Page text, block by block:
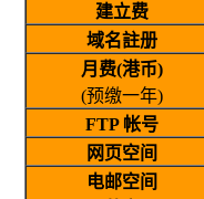
建立费
域名註册
月费(港币)
(预缴一年)
FTP 帐号
网页空间
电邮空间